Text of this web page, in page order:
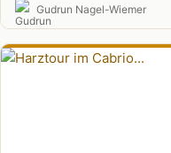
Gudrun Nagel-Wiemer